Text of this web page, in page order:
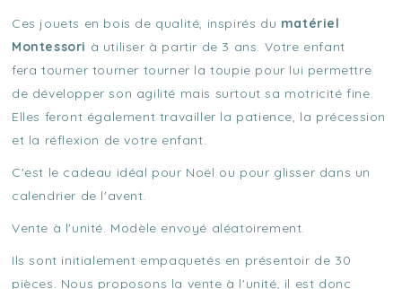
Ces jouets en bois de qualité, inspirés du matériel
Montessori à utiliser à partir de 3 ans. Votre enfant
fera tourner tourner tourner la toupie pour lui permettre
de développer son agilité mais surtout sa motricité fine.
Elles feront également travailler la patience, la précession
et la réflexion de votre enfant.
C'est le cadeau idéal pour Noël ou pour glisser dans un
calendrier de l'avent.
Vente à l'unité. Modèle envoyé aléatoirement.
Ils sont initialement empaquetés en présentoir de 30
pièces. Nous proposons la vente à l'unité, il est donc